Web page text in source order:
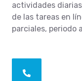
actividades
de las tareas en
parciales, periodo